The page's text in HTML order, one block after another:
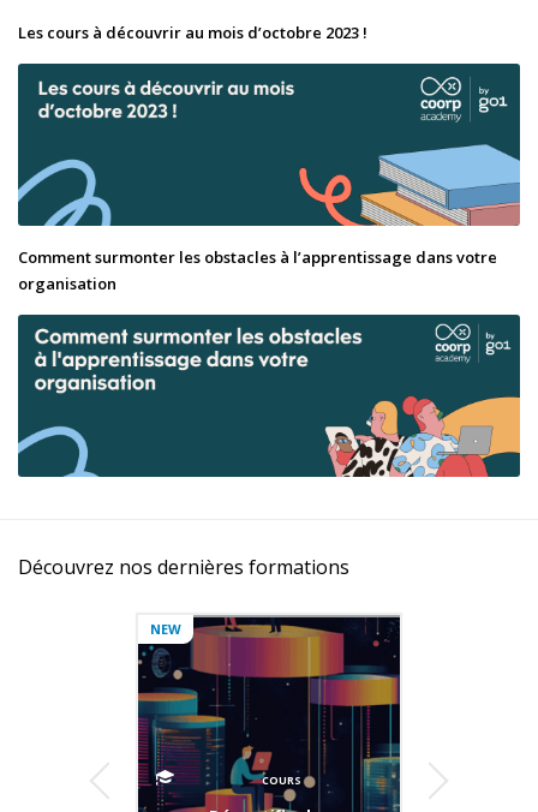
Les cours à découvrir au mois d’octobre 2023 !
Comment surmonter les obstacles à l’apprentissage dans votre
organisation
Découvrez nos dernières formations
NEW
COURS